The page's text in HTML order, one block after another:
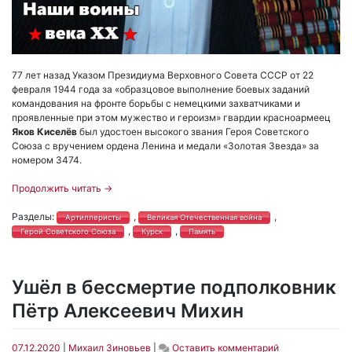
77 лет назад Указом Президиума Верховного Совета СССР от 22
февраля 1944 года за «образцовое выполнение боевых заданий
командования на фронте борьбы с немецкими захватчиками и
проявленные при этом мужество и героизм» гвардии красноармеец
Яков Киселёв был удостоен высокого звания Героя Советского
Союза с вручением ордена Ленина и медали «Золотая Звезда» за
номером 3474.
Продолжить читать →
Разделы: Артиллеристы , Великая Отечественная война ,
Герой Советского Союза , Курск , Память
Ушёл в бессмертие подполковник
Пётр Алексеевич Михин
07.12.2020 Михаил Зиновьев Оставить комментарийon